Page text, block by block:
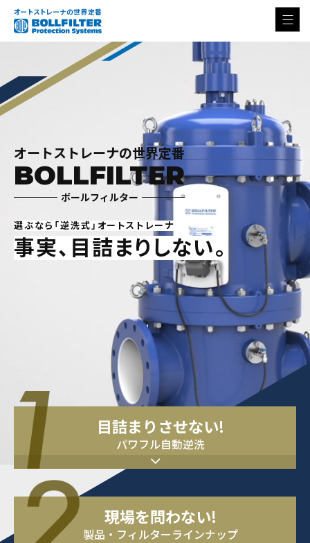
オートストレーナの世界定番
オートストレーナの世界定番
BOLLFILTER
ボールフィルター
選ぶなら「逆洗式」オートストレーナ
事実、目詰まりしない。
目詰まりさせない!
パワフル自動逆洗
現場を問わない!
製品・フィルターラインナップ